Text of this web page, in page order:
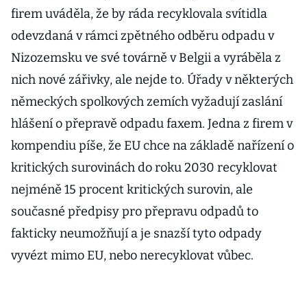
firem uváděla, že by ráda recyklovala svítidla
odevzdaná v rámci zpětného odběru odpadu v
Nizozemsku ve své továrně v Belgii a vyráběla z
nich nové zářivky, ale nejde to. Úřady v některých
německých spolkových zemích vyžadují zaslání
hlášení o přepravě odpadu faxem. Jedna z firem v
kompendiu píše, že EU chce na základě nařízení o
kritických surovinách do roku 2030 recyklovat
nejméně 15 procent kritických surovin, ale
současné předpisy pro přepravu odpadů to
fakticky neumožňují a je snazší tyto odpady
vyvézt mimo EU, nebo nerecyklovat vůbec.